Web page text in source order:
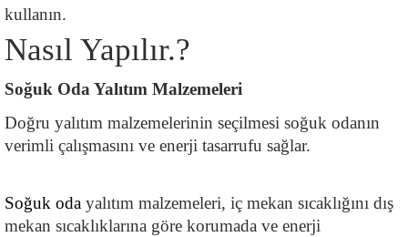
kullanın.
Nasıl Yapılır.?
Soğuk Oda Yalıtım Malzemeleri
Doğru yalıtım malzemelerinin seçilmesi soğuk odanın
verimli çalışmasını ve enerji tasarrufu sağlar.
Soğuk oda yalıtım malzemeleri, iç mekan sıcaklığını dış
mekan sıcaklıklarına göre korumada ve enerji